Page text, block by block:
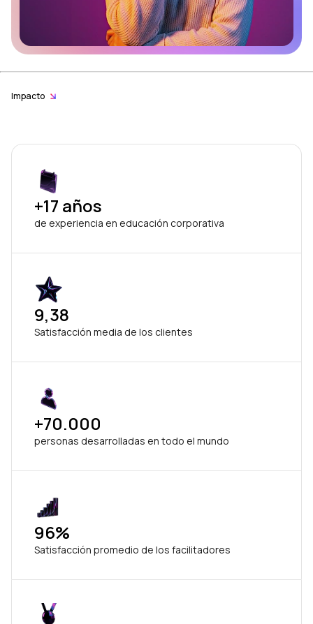
Impacto
+17 años
de experiencia en educación corporativa
9,38
Satisfacción media de los clientes
+70.000
personas desarrolladas en todo el mundo
96%
Satisfacción promedio de los facilitadores